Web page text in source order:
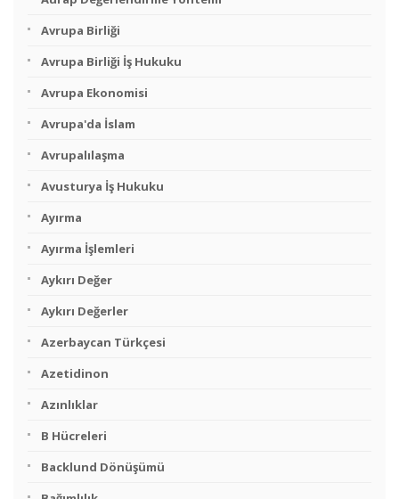
Avrupa Birliği
Avrupa Birliği İş Hukuku
Avrupa Ekonomisi
Avrupa'da İslam
Avrupalılaşma
Avusturya İş Hukuku
Ayırma
Ayırma İşlemleri
Aykırı Değer
Aykırı Değerler
Azerbaycan Türkçesi
Azetidinon
Azınlıklar
B Hücreleri
Backlund Dönüşümü